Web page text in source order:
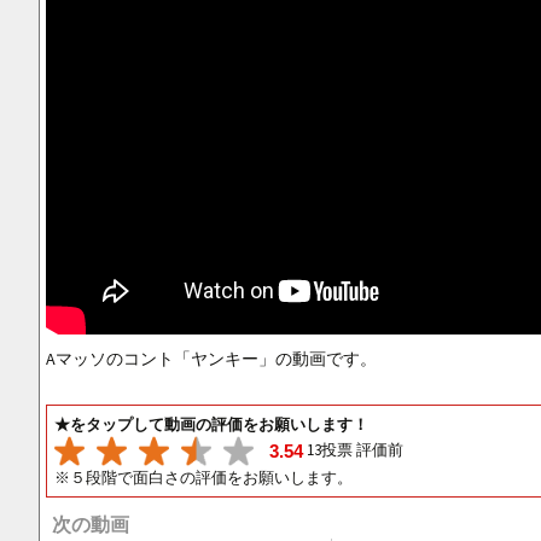
Aマッソのコント「ヤンキー」の動画です。
★をタップして動画の評価をお願いします！
3.5413投票 評価前
※５段階で面白さの評価をお願いします。
次の動画